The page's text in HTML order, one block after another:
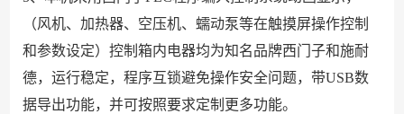
（风机、加热器、空压机、蠕动泵等在触摸屏操作控制
和参数设定）控制箱内电器均为知名品牌西门子和施耐
德，运行稳定，程序互锁避免操作安全问题，带USB数
据导出功能，并可按照要求定制更多功能。